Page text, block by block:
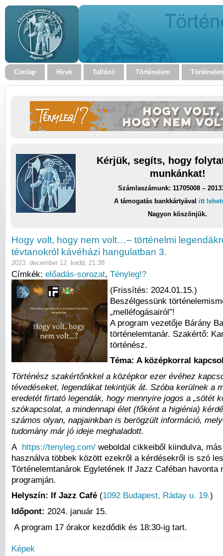
Címlap Hírek Tallózó Történelem
Kérjük, segíts, hogy
munkánkat!
Számlaszámunk: 11705008 –
A támogatás bankkártyával itt
Nagyon köszönjük.
Hogy volt, hogy nem volt…– történelmi
tévtanokról kávéházi hangulatban 3.
2023. december 12. kedd, 21:38
Címkék: előadás-sorozat, Tényleg!?
(Frissítés: 2024.01.15.)
Beszélgessünk
„melléfogásairól”!
A program vezetője Bárány
történelemtanár. Szakértő:
történész.
Téma: A középkorral
Történész szakértőnkkel a középkor ezer évéhez
tévedéseket, legendákat tekintjük át. Szóba kerülnek a
eredetét firtató legendák, hogy mennyire jogos a „sötét
szókapcsolat, a mindennapi élet (főként a higiénia)
számos olyan, napjainkban is berögzült információ,
tudomány már jó ideje meghaladott.
A https://tenyleg.com/ weboldal cikkeiből kiindulva,
használva többek között ezekről a kérdésekről is szó
Történelemtanárok Egyletének If Jazz Caféban havonta
programján.
Helyszín: If Jazz Café (1092 Budapest, Ráday u. 19.)
Időpont: 2024. január 15.
A program 17 órakor kezdődik és 18:30-ig tart.
Képek